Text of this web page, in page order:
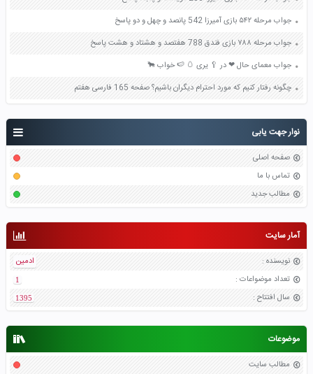
نوار جهت یابی
صفحه اصلی
تماس با ما
مطالب جدید
آمار سایت
نویسنده :
ادمین
تعداد موضواعات :
1
سال افتتاح :
1395
موضوعات
مطالب سایت
جواب مرحله ۵۴۲ بازی آمیرزا 542 پانصد و چهل و دو پاسخ
جواب مرحله ۷۸۸ بازی فندق 788 هفتصد و هشتاد و هشت پاسخ
جواب معمای حال ❤ در 🥄 یری 🥚 🍉 خواب 🐂
چگونه رفتار کنیم که مورد احترام دیگران باشیم؟ صفحه 165 فارسی هفتم